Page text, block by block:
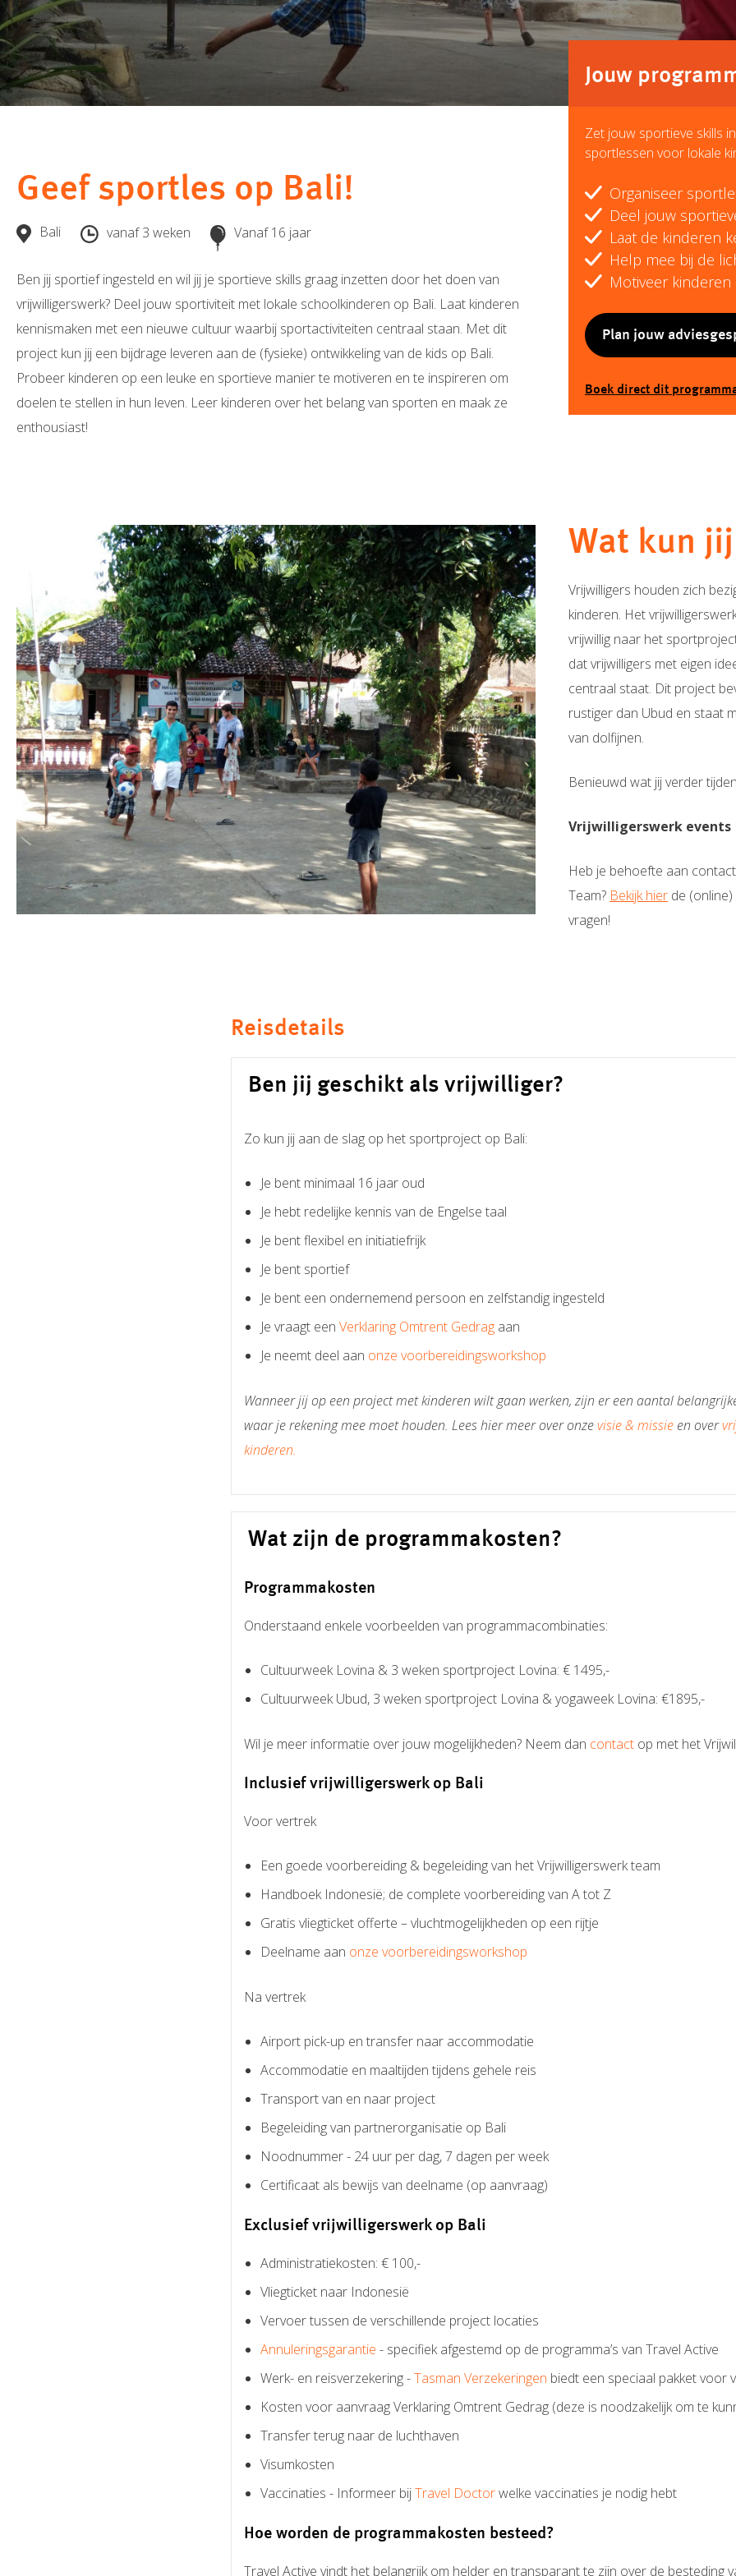
Geef sportles op Bali!
Bali vanaf 3 weken Vanaf 16 jaar
Ben jij sportief ingesteld en wil jij je sportieve skills graag inzetten door het doen van
vrijwilligerswerk? Deel jouw sportiviteit met lokale schoolkinderen op Bali. Laat kinderen
kennismaken met een nieuwe cultuur waarbij sportactiviteiten centraal staan. Met dit
project kun jij een bijdrage leveren aan de (fysieke) ontwikkeling van de kids op Bali.
Probeer kinderen op een leuke en sportieve manier te motiveren en te inspireren om
doelen te stellen in hun leven. Leer kinderen over het belang van sporten en maak ze
enthousiast!
Jouw
Zet jouw sportieve skills
sportlessen voor lokale
Organiseer
Deel jouw
Laat de kinderen
Help mee bij de
Motiveer
Plan jouw
Boek direct dit
Wat kun
Vrijwilligers houden zich
kinderen. Het
vrijwillig naar het
dat vrijwilligers met eigen
centraal staat. Dit project
rustiger dan Ubud en staat
van dolfijnen.
Benieuwd wat jij verder
Vrijwilligerswerk events
Heb je behoefte aan
Team? Bekijk hier de
vragen!
Reisdetails
Ben jij geschikt als vrijwilliger?
Zo kun jij aan de slag op het sportproject op Bali:
Je bent minimaal 16 jaar oud
Je hebt redelijke kennis van de Engelse taal
Je bent flexibel en initiatiefrijk
Je bent sportief
Je bent een ondernemend persoon en zelfstandig ingesteld
Je vraagt een Verklaring Omtrent Gedragaan
Je neemt deel aan onze voorbereidingsworkshop
Wanneer jij op een project met kinderen wilt gaan werken, zijn er een aantal
waar je rekening mee moet houden. Lees hier meer over onzevisie & missieen over
kinderen.
Wat zijn de programmakosten?
Programmakosten
Onderstaand enkele voorbeelden van programmacombinaties:
Cultuurweek Lovina & 3 weken sportproject Lovina: € 1495,-
Cultuurweek Ubud, 3 weken sportproject Lovina & yogaweek Lovina: €1895,-
Wil je meer informatie over jouw mogelijkheden? Neem dan contact op met het
Inclusief vrijwilligerswerk op Bali
Voor vertrek
Een goede voorbereiding & begeleiding van het Vrijwilligerswerk team
Handboek Indonesië; de complete voorbereiding van A tot Z
Gratis vliegticket offerte – vluchtmogelijkheden op een rijtje
Deelname aan onze voorbereidingsworkshop
Na vertrek
Airport pick-up en transfer naar accommodatie
Accommodatie en maaltijden tijdens gehele reis
Transport van en naar project
Begeleiding van partnerorganisatie op Bali
Noodnummer - 24 uur per dag, 7 dagen per week
Certificaat als bewijs van deelname (op aanvraag)
Exclusief vrijwilligerswerk op Bali
Administratiekosten: € 100,-
Vliegticket naar Indonesië
Vervoer tussen de verschillende project locaties
Annuleringsgarantie - specifiek afgestemd op de programma’s van Travel Active
Werk- en reisverzekering -Tasman Verzekeringen biedt een speciaal pakket voor
Kosten voor aanvraag Verklaring Omtrent Gedrag (deze is noodzakelijk om te
Transfer terug naar de luchthaven
Visumkosten
Vaccinaties - Informeer bijTravel Doctorwelke vaccinaties je nodig hebt
Hoe worden de programmakosten besteed?
Travel Active vindt het belangrijk om helder en transparant te zijn over de besteding